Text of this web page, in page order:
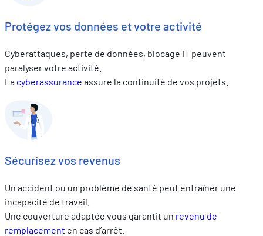
Protégez vos données et votre activité
Cyberattaques, perte de données, blocage IT peuvent
paralyser votre activité.
La cyberassurance assure la continuité de vos projets.
Sécurisez vos revenus
Un accident ou un problème de santé peut entraîner une
incapacité de travail.
Une couverture adaptée vous garantit un revenu de
remplacement en cas d’arrêt.